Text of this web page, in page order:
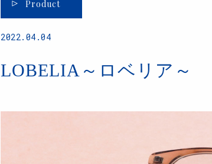
Product
2022.04.04
LOBELIA～ロベリア～